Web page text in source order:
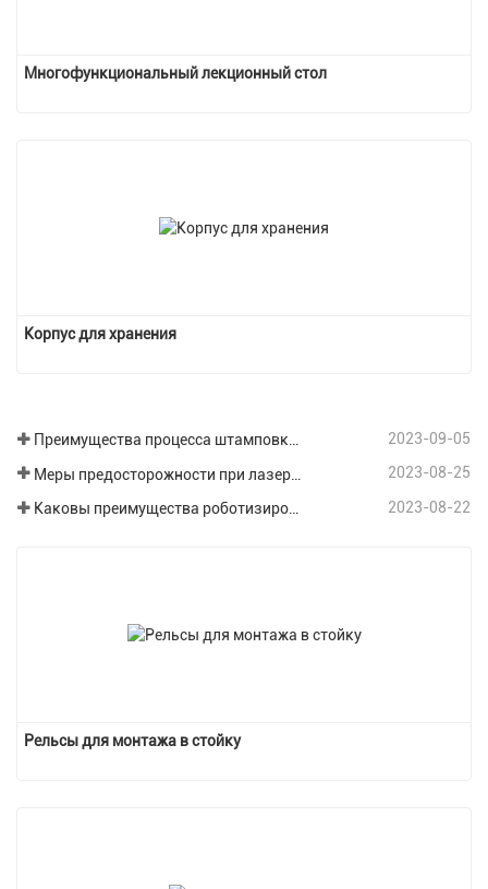
Многофункциональный лекционный стол
Корпус для хранения
Преимущества процесса штамповки листового металла 2023-09-05
2023-08-25
2023-08-22
Рельсы для монтажа в стойку